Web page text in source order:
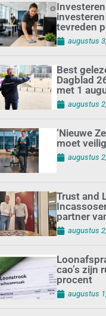
tevreden
augustus
Best
Dagblad
met 1
augustus
‘Nieuwe
moet
augustus
Trust and
partner
augustus
cao’s zijn
procent
augustus